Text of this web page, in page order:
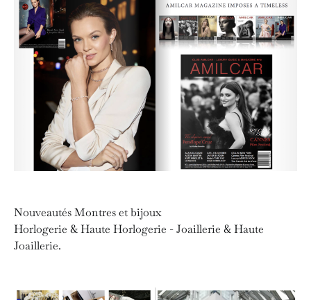
Nouveautés Montres et bijoux
Horlogerie & Haute Horlogerie - Joaillerie & Haute
Joaillerie.